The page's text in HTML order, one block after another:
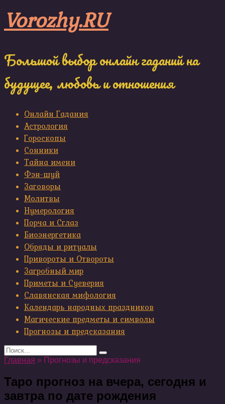
to
content
Vorozhy.RU
Большой выбор онлайн гаданий на
будущее, любовь и отношения
Онлайн Гадания
Астрология
Гороскопы
Сонники
Тайна имени
Фэн-шуй
Заговоры
Молитвы
Нумерология
Порча и Сглаз
Биоэнергетика
Обряды и ритуалы
Привороты и Отвороты
Загробный мир
Приметы и Суеверия
Славянская мифология
Календарь народных праздников
Магические предметы и символы
Прогнозы и предсказания
Search
for:
Главная » Прогнозы и предсказания
Таро прогноз на вчера, сегодня и
завтра по дате рождения